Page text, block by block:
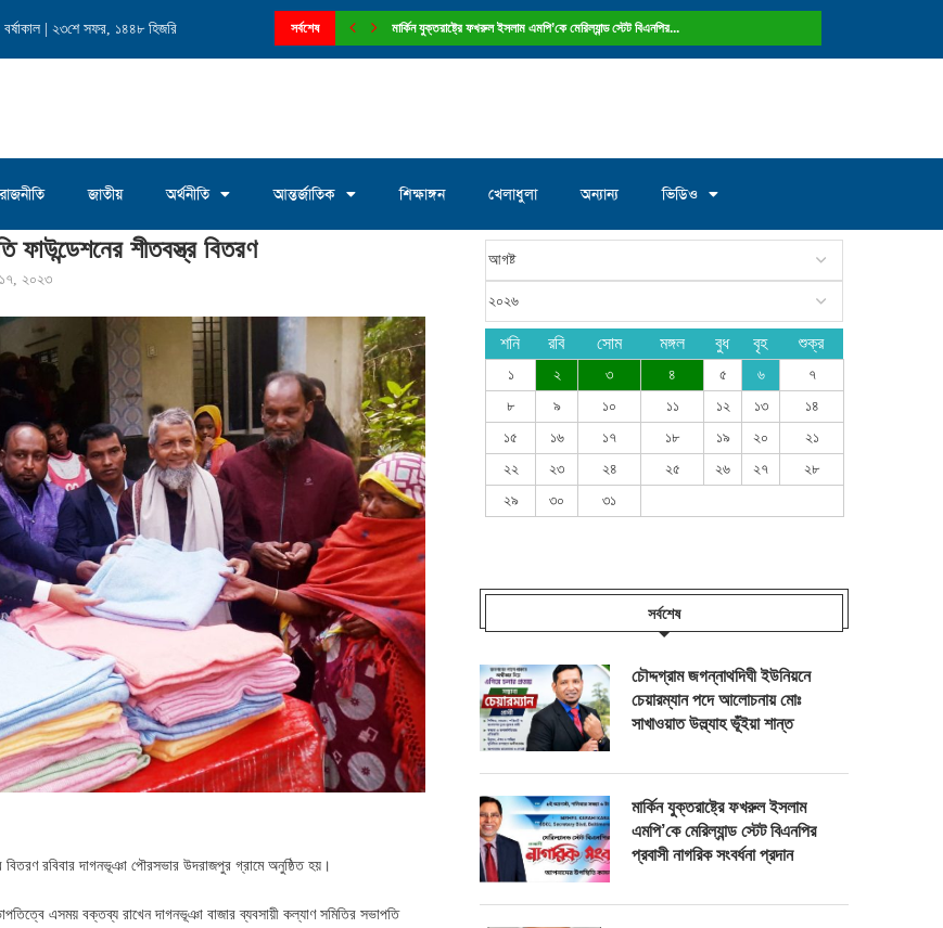
| ২৩শে সফর, ১৪৪৮ হিজরি সর্বশেষ
পদে আলোচনায় মোঃ সাখাওয়াত... মার্কিন যুক্তরাষ্ট্রে ফখরুল ইসলাম এমপি’কে মেরিল্যান্ড স্টেট বিএনপির...
রাজনীতি জাতীয় অর্থনীতি আন্তর্জাতিক শিক্ষাঙ্গন খেলাধুলা অন্যান্য ভিডিও
শীতবস্ত্র বিতরণ
১৭, ২০২৩
রবিবার দাগনভূঞা পৌরসভার উদরাজপুর গ্রামে অনুষ্ঠিত হয়।
এসময় বক্তব্য রাখেন দাগনভূঞা বাজার ব্যবসায়ী কল্যাণ সমিতির সভাপতি
শনি রবি সোম মঙ্গল বুধ বৃহ শুক্র
১ ২ ৩ ৪ ৫ ৬
৭
৮
৯ ১০ ১১ ১২ ১৩
১৪
১৫
১৬ ১৭ ১৮ ১৯ ২০
২১
২২
২৩ ২৪ ২৫ ২৬ ২৭
২৮
২৯
৩০ ৩১
সর্বশেষ
চৌদ্দগ্রাম জগন্নাথদিঘী ইউনিয়নে
চেয়ারম্যান পদে আলোচনায় মোঃ
সাখাওয়াত উল্ল্যাহ ভূঁইয়া শান্ত
মার্কিন যুক্তরাষ্ট্রে ফখরুল ইসলাম
এমপি’কে মেরিল্যান্ড স্টেট বিএনপির
প্রবাসী নাগরিক সংবর্ধনা প্রদান